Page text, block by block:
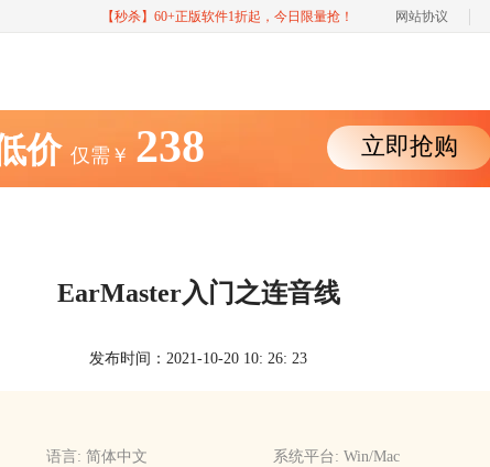
【秒杀】60+正版软件1折起，今日限量抢！ 网站协议
价 仅需￥ 238 立即抢购
EarMaster入门之连音线
发布时间：2021-10-20 10: 26: 23
语言: 简体中文
系统平台: Win/Mac